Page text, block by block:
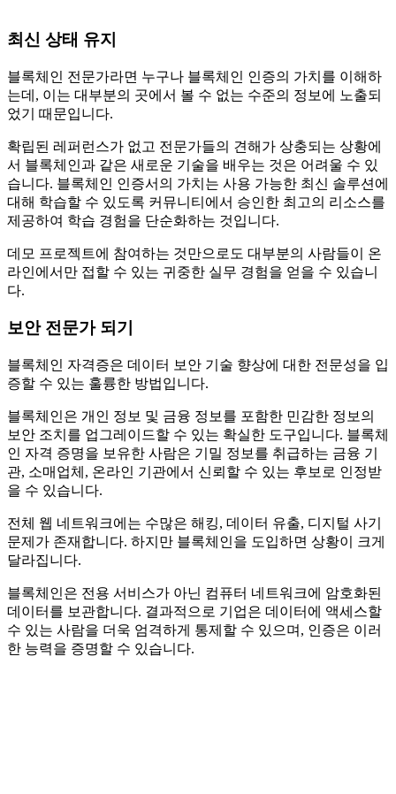
최신 상태 유지
블록체인 전문가라면 누구나 블록체인 인증의 가치를 이해하
는데, 이는 대부분의 곳에서 볼 수 없는 수준의 정보에 노출되
었기 때문입니다.
확립된 레퍼런스가 없고 전문가들의 견해가 상충되는 상황에
서 블록체인과 같은 새로운 기술을 배우는 것은 어려울 수 있
습니다. 블록체인 인증서의 가치는 사용 가능한 최신 솔루션에
대해 학습할 수 있도록 커뮤니티에서 승인한 최고의 리소스를
제공하여 학습 경험을 단순화하는 것입니다.
데모 프로젝트에 참여하는 것만으로도 대부분의 사람들이 온
라인에서만 접할 수 있는 귀중한 실무 경험을 얻을 수 있습니
다.
보안 전문가 되기
블록체인 자격증은 데이터 보안 기술 향상에 대한 전문성을 입
증할 수 있는 훌륭한 방법입니다.
블록체인은 개인 정보 및 금융 정보를 포함한 민감한 정보의
보안 조치를 업그레이드할 수 있는 확실한 도구입니다. 블록체
인 자격 증명을 보유한 사람은 기밀 정보를 취급하는 금융 기
관, 소매업체, 온라인 기관에서 신뢰할 수 있는 후보로 인정받
을 수 있습니다.
전체 웹 네트워크에는 수많은 해킹, 데이터 유출, 디지털 사기
문제가 존재합니다. 하지만 블록체인을 도입하면 상황이 크게
달라집니다.
블록체인은 전용 서비스가 아닌 컴퓨터 네트워크에 암호화된
데이터를 보관합니다. 결과적으로 기업은 데이터에 액세스할
수 있는 사람을 더욱 엄격하게 통제할 수 있으며, 인증은 이러
한 능력을 증명할 수 있습니다.